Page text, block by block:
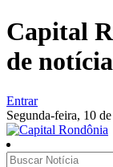
Capital
de
Entrar
Segunda-feira, 10